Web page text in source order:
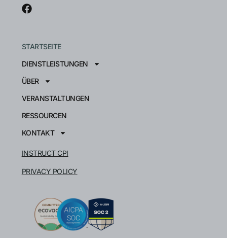
STARTSEITE
DIENSTLEISTUNGEN
ÜBER
VERANSTALTUNGEN
RESSOURCEN
KONTAKT
INSTRUCT CPI
PRIVACY POLICY